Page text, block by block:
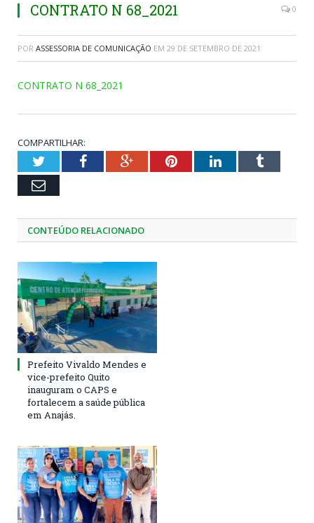
CONTRATO N 68_2021 0
POR ASSESSORIA DE COMUNICAÇÃO EM 29 DE SETEMBRO DE 2021
CONTRATO N 68_2021
COMPARTILHAR:
TwitterFacebookGoogle+PinterestLinkedInTumblr
Email
CONTEÚDO RELACIONADO
Prefeito Vivaldo Mendes e
vice-prefeito Quito
inauguram o CAPS e
fortalecem a saúde pública
em Anajás.